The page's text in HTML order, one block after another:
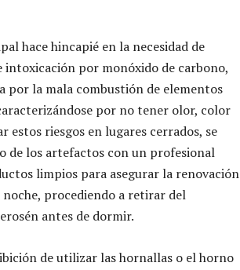
hace hincapié en la necesidad de
por monóxido de carbono,
por la mala combustión de elementos
por no tener olor, color
riesgos en lugares cerrados, se
de los artefactos con un profesional
limpios para asegurar la renovación
procediendo a retirar del
antes de dormir.
de utilizar las hornallas o el horno